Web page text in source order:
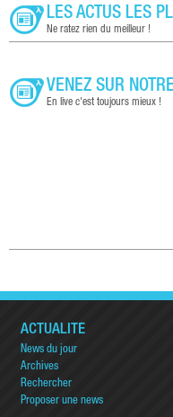
LES ACTUS LES
Ne ratez rien du meilleur !
VENEZ SUR
En live c'est toujours mieux !
ACTUALITÉ
News du jour
Archives
Rechercher
Proposer une news